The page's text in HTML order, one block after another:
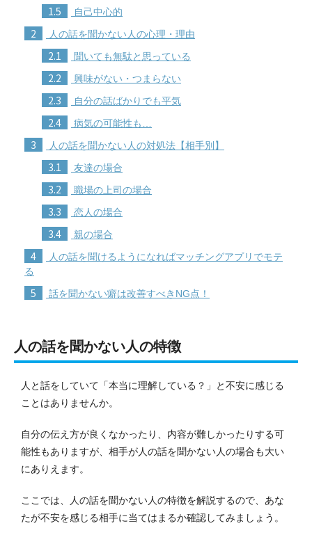
1.5 自己中心的
2 人の話を聞かない人の心理・理由
2.1 聞いても無駄と思っている
2.2 興味がない・つまらない
2.3 自分の話ばかりでも平気
2.4 病気の可能性も…
3 人の話を聞かない人の対処法【相手別】
3.1 友達の場合
3.2 職場の上司の場合
3.3 恋人の場合
3.4 親の場合
4
人の話を聞けるようになればマッチングアプリでモテ
る
5 話を聞かない癖は改善すべきNG点！
人の話を聞かない人の特徴
人と話をしていて「本当に理解している？」と不安に感じる
ことはありませんか。
自分の伝え方が良くなかったり、内容が難しかったりする可
能性もありますが、相手が人の話を聞かない人の場合も大い
にありえます。
ここでは、人の話を聞かない人の特徴を解説するので、あな
たが不安を感じる相手に当てはまるか確認してみましょう。